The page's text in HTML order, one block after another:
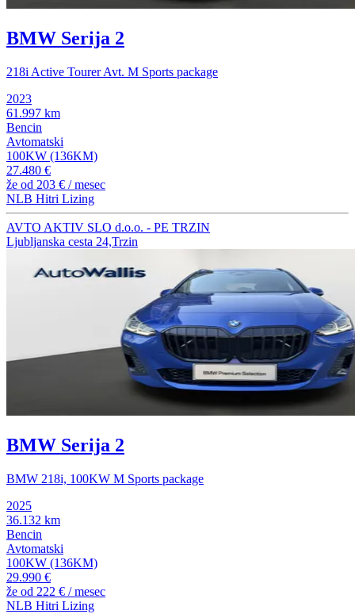
BMW Serija 2
218i Active Tourer Avt. M Sports package
2023
61.997 km
Bencin
Avtomatski
100KW (136KM)
27.480 €
že od 203 € / mesec
NLB Hitri Lizing
AVTO AKTIV SLO d.o.o. - PE TRZIN
Ljubljanska cesta 24,Trzin
BMW Serija 2
BMW 218i, 100KW M Sports package
2025
36.132 km
Bencin
Avtomatski
100KW (136KM)
29.990 €
že od 222 € / mesec
NLB Hitri Lizing